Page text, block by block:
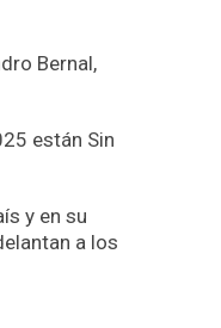
Bernal,
están Sin
y en su
a los